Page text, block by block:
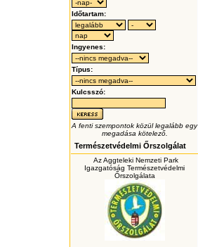
Időtartam:
Ingyenes:
Típus:
Kulcsszó:
A fenti szempontok közül legalább egy
megadása kötelező.
Természetvédelmi Őrszolgálat
Az Aggteleki Nemzeti Park
Igazgatóság Természetvédelmi
Őrszolgálata